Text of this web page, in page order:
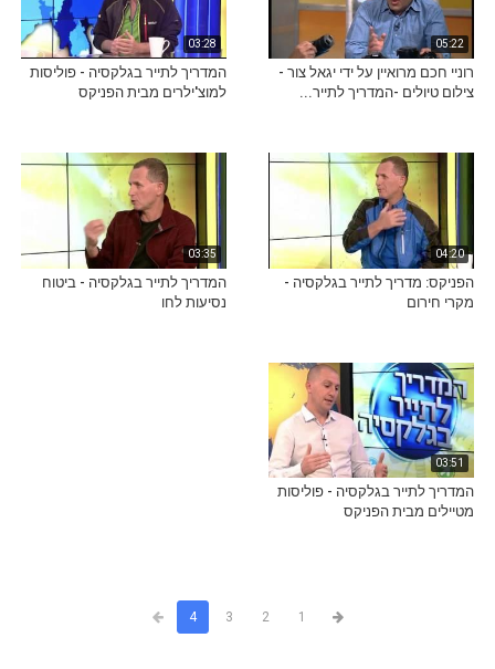
05:22
רוניי חכם מרואיין על ידי יגאל צור -
צילום טיולים -המדריך לתייר...
03:28
המדריך לתייר בגלקסיה - פוליסות
למוצ'ילרים מבית הפניקס
04:20
הפניקס: מדריך לתייר בגלקסיה -
מקרי חירום
03:35
המדריך לתייר בגלקסיה - ביטוח
נסיעות לחו
03:51
המדריך לתייר בגלקסיה - פוליסות
מטיילים מבית הפניקס
1
2
3
4